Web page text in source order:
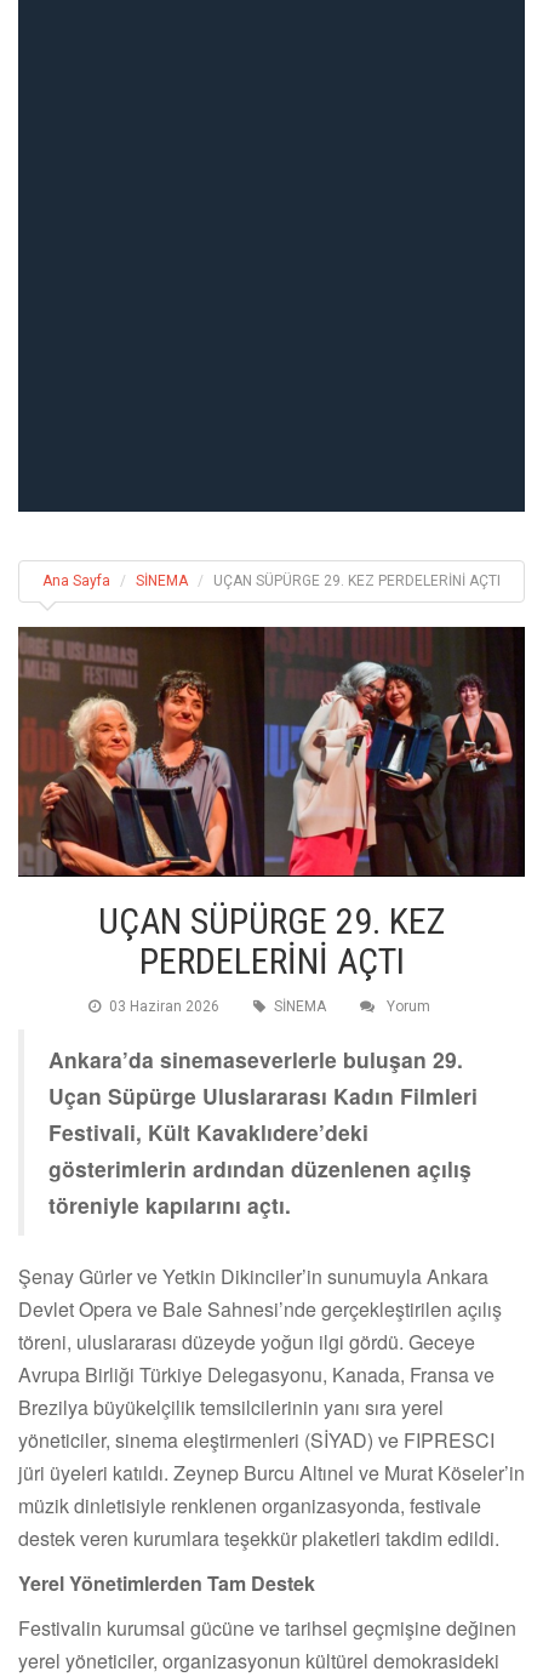
Ana Sayfa SİNEMA UÇAN SÜPÜRGE 29. KEZ PERDELERİNİ AÇTI
UÇAN SÜPÜRGE 29. KEZ
PERDELERİNİ AÇTI
03 Haziran 2026 SİNEMA Yorum
Ankara’da sinemaseverlerle buluşan 29.
Uçan Süpürge Uluslararası Kadın Filmleri
Festivali, Kült Kavaklıdere’deki
gösterimlerin ardından düzenlenen açılış
töreniyle kapılarını açtı.
Şenay Gürler ve Yetkin Dikinciler’in sunumuyla Ankara
Devlet Opera ve Bale Sahnesi’nde gerçekleştirilen açılış
töreni, uluslararası düzeyde yoğun ilgi gördü. Geceye
Avrupa Birliği Türkiye Delegasyonu, Kanada, Fransa ve
Brezilya büyükelçilik temsilcilerinin yanı sıra yerel
yöneticiler, sinema eleştirmenleri (SİYAD) ve FIPRESCI
jüri üyeleri katıldı. Zeynep Burcu Altınel ve Murat Köseler’in
müzik dinletisiyle renklenen organizasyonda, festivale
destek veren kurumlara teşekkür plaketleri takdim edildi.
Yerel Yönetimlerden Tam Destek
Festivalin kurumsal gücüne ve tarihsel geçmişine değinen
yerel yöneticiler, organizasyonun kültürel demokrasideki